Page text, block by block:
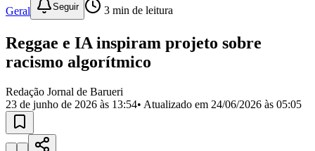
Bairros de Barueri
Selecione sua região Para notícias da sua região
JubranBelvalBethavilleBoa
VistaCalifórnia CarapicuíbaCentroChácaras MarcoCidades da
Região
Militar
Califórnia Jardim dos Altos
Geral Seguir 3 min de leitura
Reggae e IA inspiram projeto sobre
racismo algorítmico
Redação Jornal de Barueri
23 de junho de 2026 às 13:54• Atualizado em 24/06/2026 às 05:05